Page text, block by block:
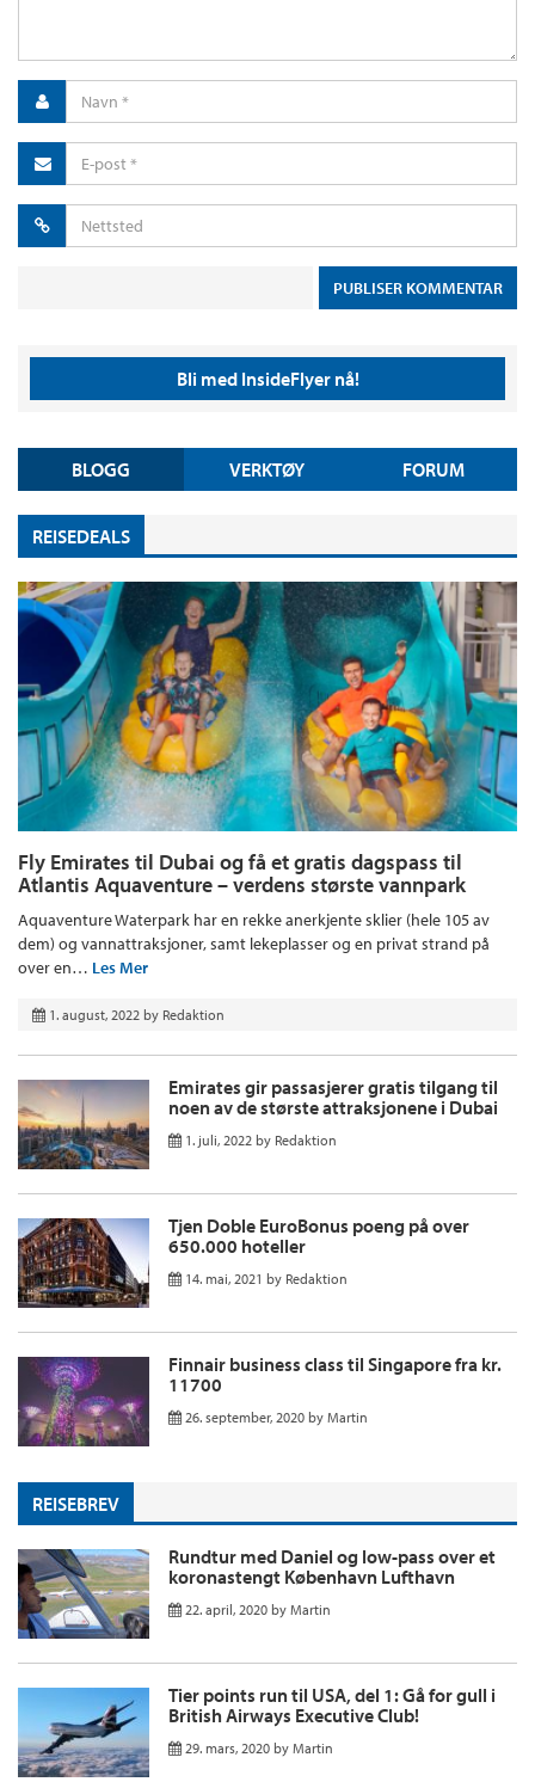
Bli med InsideFlyer nå!
BLOGG VERKTØY FORUM
REISEDEALS
Fly Emirates til Dubai og få et gratis dagspass til
Atlantis Aquaventure – verdens største vannpark
Aquaventure Waterpark har en rekke anerkjente sklier (hele 105 av
dem) og vannattraksjoner, samt lekeplasser og en privat strand på
over en… Les Mer
1. august, 2022 by Redaktion
Emirates gir passasjerer gratis tilgang til
noen av de største attraksjonene i Dubai
1. juli, 2022 by Redaktion
Tjen Doble EuroBonus poeng på over
650.000 hoteller
14. mai, 2021 by Redaktion
Finnair business class til Singapore fra kr.
11700
26. september, 2020 by Martin
REISEBREV
Rundtur med Daniel og low-pass over et
koronastengt København Lufthavn
22. april, 2020 by Martin
Tier points run til USA, del 1: Gå for gull i
British Airways Executive Club!
29. mars, 2020 by Martin